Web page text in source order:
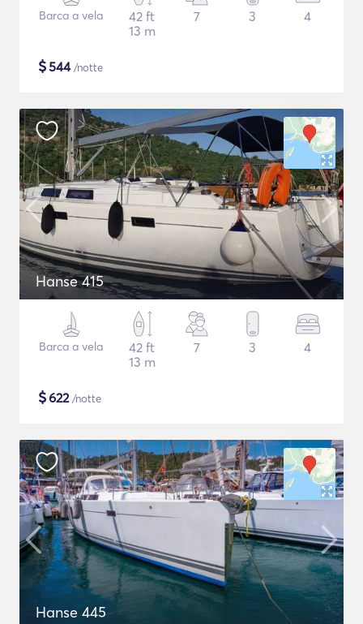
Barca a vela
42 ft
13 m
7 3 4
$544/notte
Hanse 415
Barca a vela
42 ft
13 m
7 3 4
$622/notte
Hanse 445